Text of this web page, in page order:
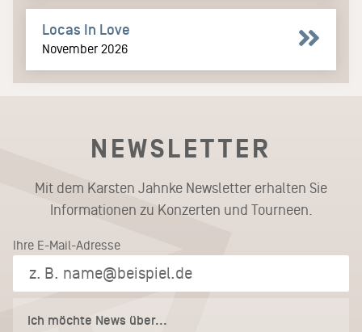
Locas In Love
November 2026
NEWSLETTER
Mit dem Karsten Jahnke Newsletter erhalten Sie
Informationen zu Konzerten und Tourneen.
Ihre E-Mail-Adresse
Ich möchte News über...